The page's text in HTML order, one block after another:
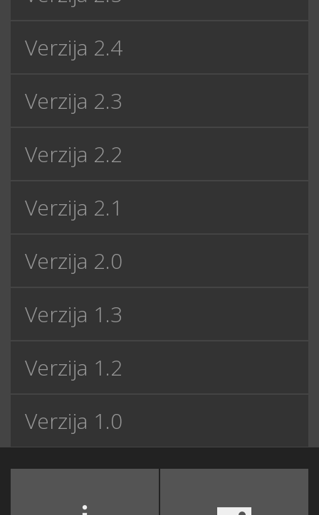
Verzija 2.4
Verzija 2.3
Verzija 2.2
Verzija 2.1
Verzija 2.0
Verzija 1.3
Verzija 1.2
Verzija 1.0